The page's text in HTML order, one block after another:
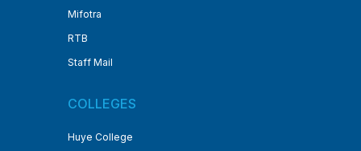
Mifotra
RTB
Staff Mail
COLLEGES
Huye College